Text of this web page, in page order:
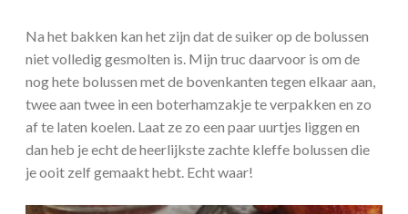
Na het bakken kan het zijn dat de suiker op de bolussen
niet volledig gesmolten is. Mijn truc daarvoor is om de
nog hete bolussen met de bovenkanten tegen elkaar aan,
twee aan twee in een boterhamzakje te verpakken en zo
af te laten koelen. Laat ze zo een paar uurtjes liggen en
dan heb je echt de heerlijkste zachte kleffe bolussen die
je ooit zelf gemaakt hebt. Echt waar!